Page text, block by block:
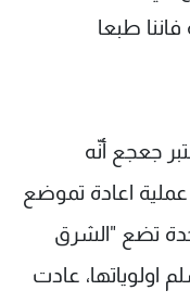
طبعا
جعجع أنّه
اعادة تموضع
تضع "الشرق
اولوياتها، عادت